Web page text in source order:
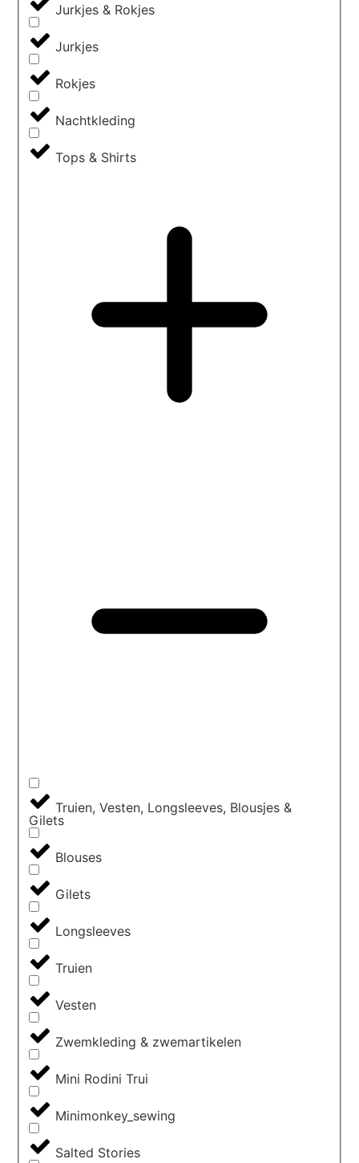
Jurkjes & Rokjes
Jurkjes
Rokjes
Nachtkleding
Tops & Shirts
Truien, Vesten, Longsleeves, Blousjes &
Gilets
Blouses
Gilets
Longsleeves
Truien
Vesten
Zwemkleding & zwemartikelen
Mini Rodini Trui
Minimonkey_sewing
Salted Stories